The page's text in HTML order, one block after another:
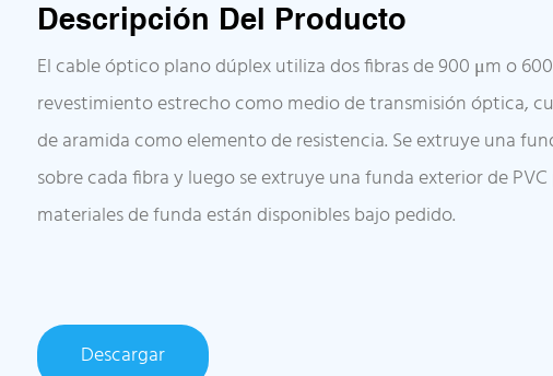
Descripción Del Producto
El cable óptico plano dúplex utiliza dos fibras de 900 μm o
revestimiento estrecho como medio de transmisión óptica,
de aramida como elemento de resistencia. Se extruye una
sobre cada fibra y luego se extruye una funda exterior de
materiales de funda están disponibles bajo pedido.
Descargar